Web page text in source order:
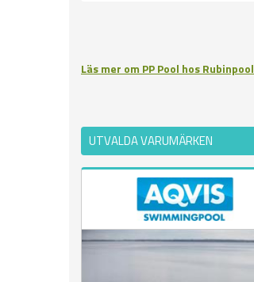
Läs mer om PP Pool hos Rubinpool
UTVALDA VARUMÄRKEN